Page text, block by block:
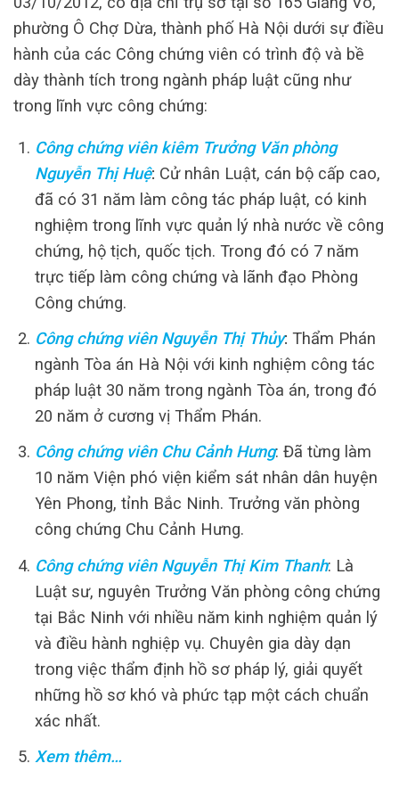
phường Ô Chợ Dừa, thành phố Hà Nội dưới sự điều
hành của các Công chứng viên có trình độ và bề
dày thành tích trong ngành pháp luật cũng như
trong lĩnh vực công chứng:
Công chứng viên kiêm Trưởng Văn phòng
Nguyễn Thị Huệ: Cử nhân Luật, cán bộ cấp cao,
đã có 31 năm làm công tác pháp luật, có kinh
nghiệm trong lĩnh vực quản lý nhà nước về công
chứng, hộ tịch, quốc tịch. Trong đó có 7 năm
trực tiếp làm công chứng và lãnh đạo Phòng
Công chứng.
Công chứng viên Nguyễn Thị Thủy: Thẩm Phán
ngành Tòa án Hà Nội với kinh nghiệm công tác
pháp luật 30 năm trong ngành Tòa án, trong đó
20 năm ở cương vị Thẩm Phán.
Công chứng viên Chu Cảnh Hưng: Đã từng làm
10 năm Viện phó viện kiểm sát nhân dân huyện
Yên Phong, tỉnh Bắc Ninh. Trưởng văn phòng
công chứng Chu Cảnh Hưng.
Công chứng viên Nguyễn Thị Kim Thanh: Là
Luật sư, nguyên Trưởng Văn phòng công chứng
tại Bắc Ninh với nhiều năm kinh nghiệm quản lý
và điều hành nghiệp vụ. Chuyên gia dày dạn
trong việc thẩm định hồ sơ pháp lý, giải quyết
những hồ sơ khó và phức tạp một cách chuẩn
xác nhất.
Xem thêm…